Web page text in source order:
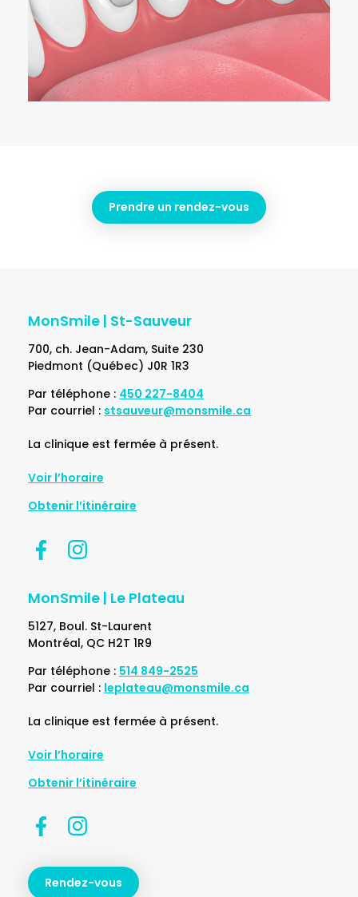
Prendre un rendez-vous
MonSmile | St-Sauveur
700, ch. Jean-Adam, Suite 230
Piedmont (Québec) J0R 1R3
Par téléphone : 450 227-8404
Par courriel : stsauveur@monsmile.ca
La clinique est fermée à présent.
Voir l’horaire
Obtenir l’itinéraire
MonSmile | Le Plateau
5127, Boul. St-Laurent
Montréal, QC H2T 1R9
Par téléphone : 514 849-2525
Par courriel : leplateau@monsmile.ca
La clinique est fermée à présent.
Voir l’horaire
Obtenir l’itinéraire
Rendez-vous